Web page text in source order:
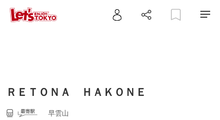
ＲＥＴＯＮＡ ＨＡＫＯＮＥ
早雲山